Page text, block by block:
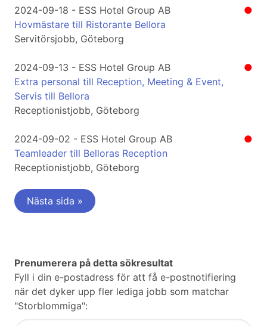
●
2024-09-18 - ESS Hotel Group AB
Hovmästare till Ristorante Bellora
Servitörsjobb, Göteborg
●
2024-09-13 - ESS Hotel Group AB
Extra personal till Reception, Meeting & Event,
Servis till Bellora
Receptionistjobb, Göteborg
●
2024-09-02 - ESS Hotel Group AB
Teamleader till Belloras Reception
Receptionistjobb, Göteborg
Nästa sida »
Prenumerera på detta sökresultat
Fyll i din e-postadress för att få e-postnotifiering
när det dyker upp fler lediga jobb som matchar
"Storblommiga":